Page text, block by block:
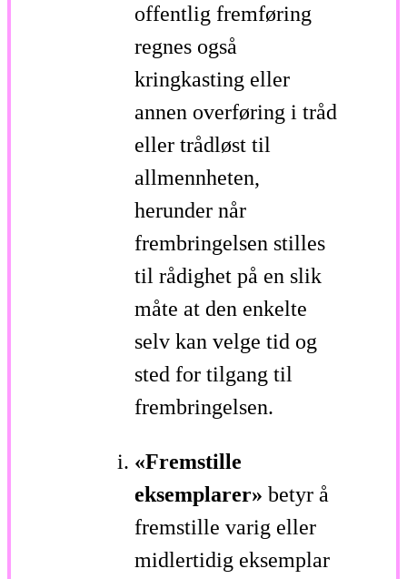
offentlig fremføring
regnes også
kringkasting eller
annen over­føring i tråd
eller trådløst til
allmennheten,
herunder når
frembringelsen stilles
til rådighet på en slik
måte at den enkelte
selv kan velge tid og
sted for tilgang til
frembringelsen.
«Fremstille
eksemplarer» betyr å
fremstille varig eller
midlertidig eksemplar